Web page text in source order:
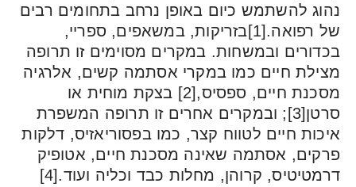
להשתמש כיום באופן נרחב בתחומים רבים
של רפואה.[1]בזריקות, במשאפים, ספריי,
ובמשחות. במקרים מסוימים זו תרופה
חיים כמו במקרי אסתמה קשים, אלרגיה
מסכנת חיים, ספסיס,[2] בצקת מוחית או
סרטן[3]; ובמקרים אחרים זו תרופה המשפרת
חיים לטווח קצר, כמו בפסוריאזיס, דלקות
אסתמה שאינה מסכנת חיים, אטופיק
דרמטיטיס, קרוהן, מחלות כבד וכליה ועוד.[4]